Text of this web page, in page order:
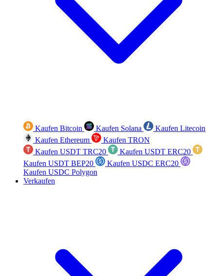
Kaufen Bitcoin Kaufen Solana
Kaufen Litecoin
Kaufen Ethereum
Kaufen TRON
Kaufen USDT TRC20
Kaufen USDT ERC20
Kaufen USDT BEP20
Kaufen USDC ERC20
Kaufen USDC Polygon
Verkaufen